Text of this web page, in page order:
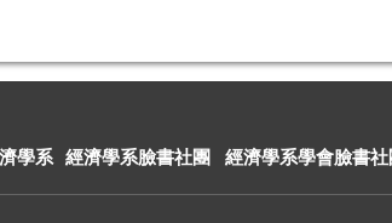
學系 經濟學系臉書社團 經濟學系學會臉書社